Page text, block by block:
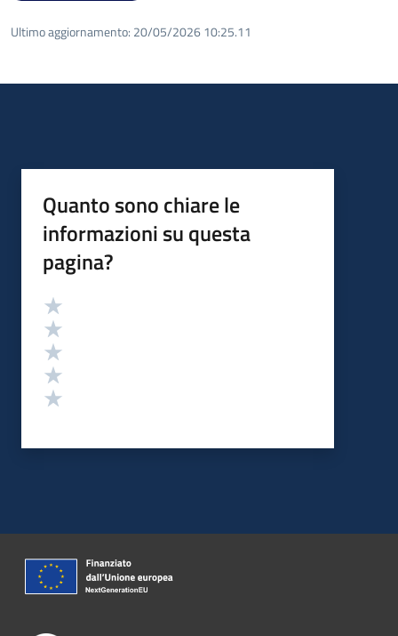
Ultimo aggiornamento: 20/05/2026 10:25.11
Quanto sono chiare le
informazioni su questa
pagina?
Valutazione